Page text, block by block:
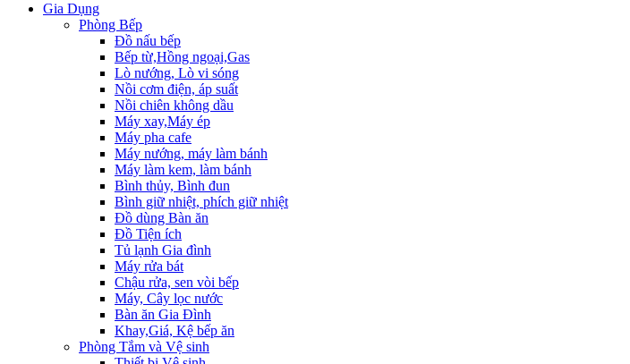
Gia Dụng
Phòng Bếp
Đồ nấu bếp
Bếp từ,Hồng ngoại,Gas
Lò nướng, Lò vi sóng
Nồi cơm điện, áp suất
Nồi chiên không dầu
Máy xay,Máy ép
Máy pha cafe
Máy nướng, máy làm bánh
Máy làm kem, làm bánh
Bình thủy, Bình đun
Bình giữ nhiệt, phích giữ nhiệt
Đồ dùng Bàn ăn
Đồ Tiện ích
Tủ lạnh Gia đình
Máy rửa bát
Chậu rửa, sen vòi bếp
Máy, Cây lọc nước
Bàn ăn Gia Đình
Khay,Giá, Kệ bếp ăn
Phòng Tắm và Vệ sinh